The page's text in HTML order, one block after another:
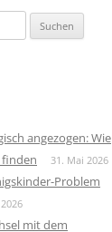
angezogen: Wie
finden
31. Mai 2026
Problem
mit dem